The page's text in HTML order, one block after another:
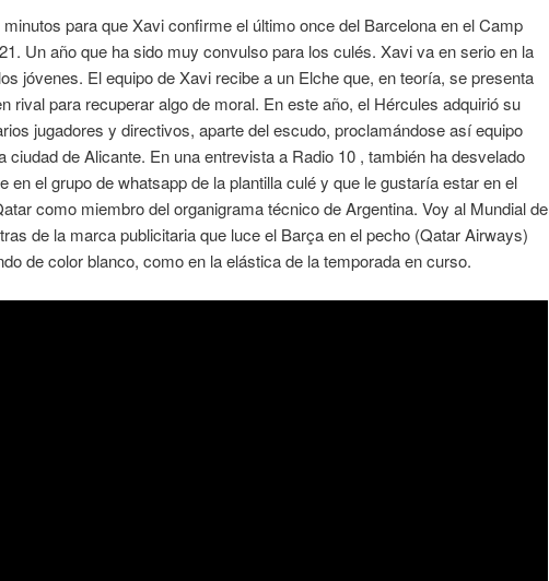
minutos para que Xavi confirme el último once del Barcelona en el Camp
Un año que ha sido muy convulso para los culés. Xavi va en serio en la
jóvenes. El equipo de Xavi recibe a un Elche que, en teoría, se presenta
rival para recuperar algo de moral. En este año, el Hércules adquirió su
jugadores y directivos, aparte del escudo, proclamándose así equipo
ciudad de Alicante. En una entrevista a Radio 10 , también ha desvelado
en el grupo de whatsapp de la plantilla culé y que le gustaría estar en el
como miembro del organigrama técnico de Argentina. Voy al Mundial de
de la marca publicitaria que luce el Barça en el pecho (Qatar Airways)
de color blanco, como en la elástica de la temporada en curso.